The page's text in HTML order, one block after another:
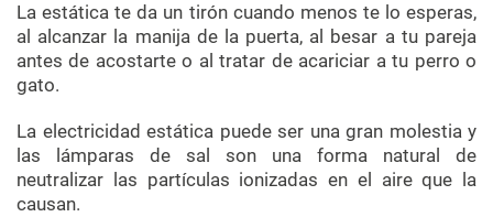
La estática te da un tirón cuando menos te lo esperas,
al alcanzar la manija de la puerta, al besar a tu pareja
antes de acostarte o al tratar de acariciar a tu perro o
gato.
La electricidad estática puede ser una gran molestia y
las lámparas de sal son una forma natural de
neutralizar las partículas ionizadas en el aire que la
causan.